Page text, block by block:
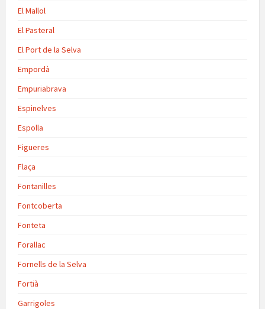
El Mallol
El Pasteral
El Port de la Selva
Empordà
Empuriabrava
Espinelves
Espolla
Figueres
Flaça
Fontanilles
Fontcoberta
Fonteta
Forallac
Fornells de la Selva
Fortià
Garrigoles